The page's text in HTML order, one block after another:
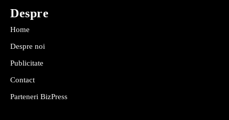
Despre
Home
Despre noi
Publicitate
Contact
Parteneri BizPress